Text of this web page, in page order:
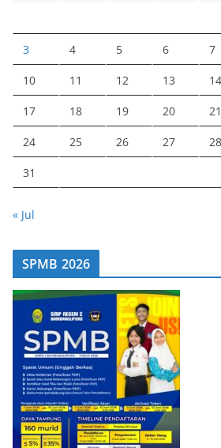
3 4 5 6 7
10 11 12 13 14
17 18 19 20 21
24 25 26 27 28
31
« Jul
SPMB 2026